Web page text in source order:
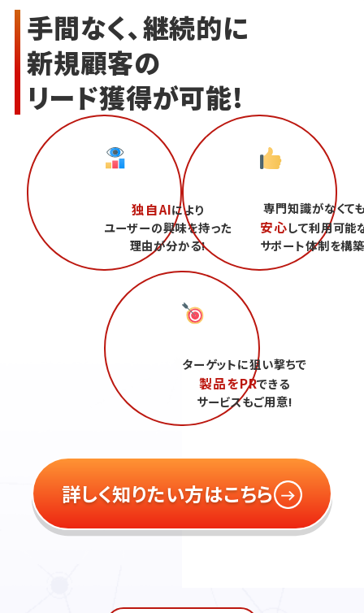
手間なく、継続的に
新規顧客の
リード獲得が可能!
独自AIにより
ユーザーの興味を持った
理由が分かる!
専門知識がなくて
安心して利用可能
サポート体制を構
ターゲットに狙い撃ちで
製品をPRできる
サービスもご用意!
詳しく知りたい方はこちら